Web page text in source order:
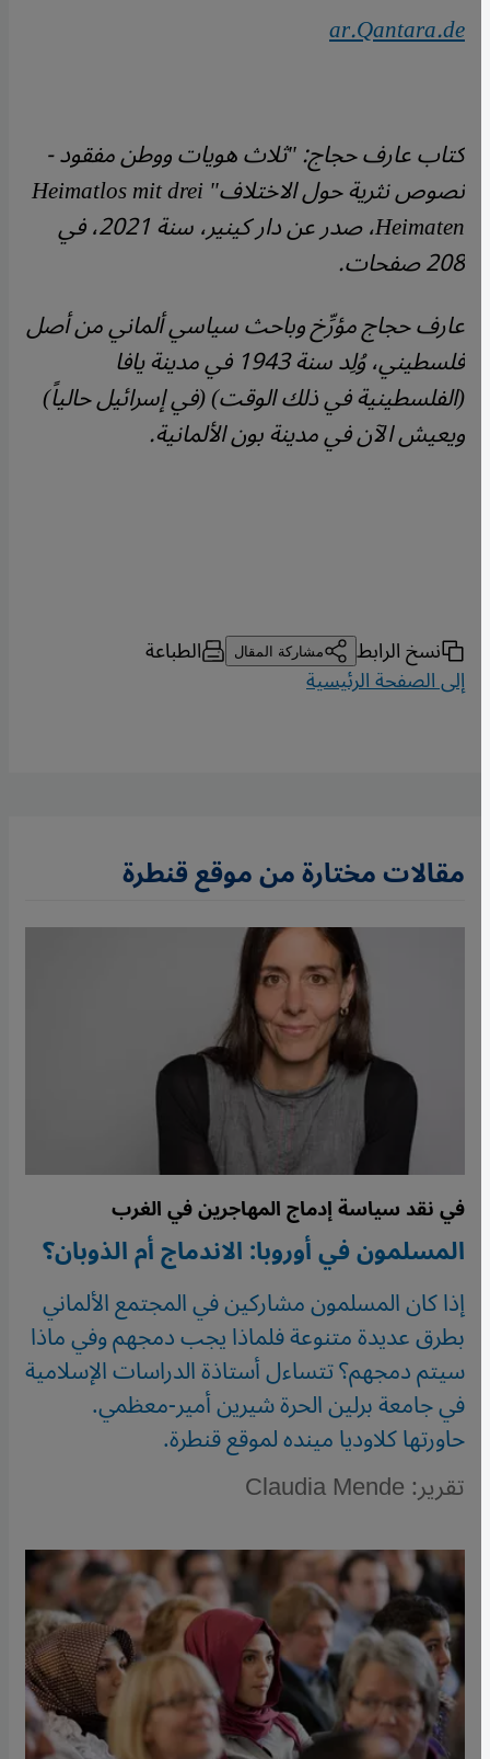
ar.Qantara.de
كتاب عارف حجاج: "ثلاث هويات ووطن مفقود -
نصوص نثرية حول الاختلاف"Heimatlos mit drei
Heimaten ، صدر عن دار كينير، سنة 2021، في
208 صفحات.
عارف حجاج مؤرِّخ وباحث سياسي ألماني من أصل
فلسطيني، وُلِد سنة 1943 في مدينة يافا
(الفلسطينية في ذلك الوقت) (في إسرائيل حالياً)
ويعيش الآن في مدينة بون الألمانية.
نسخ الرابط مشاركة المقال الطباعة
إلى الصفحة الرئيسية
مقالات مختارة من موقع قنطرة
في نقد سياسة إدماج المهاجرين في الغرب
المسلمون في أوروبا: الاندماج أم الذوبان؟
إذا كان المسلمون مشاركين في المجتمع الألماني
بطرق عديدة متنوعة فلماذا يجب دمجهم وفي ماذا
سيتم دمجهم؟ تتساءل أستاذة الدراسات الإسلامية
في جامعة برلين الحرة شيرين أمير-معظمي.
حاورتها كلاوديا مينده لموقع قنطرة.
تقرير: Claudia Mende